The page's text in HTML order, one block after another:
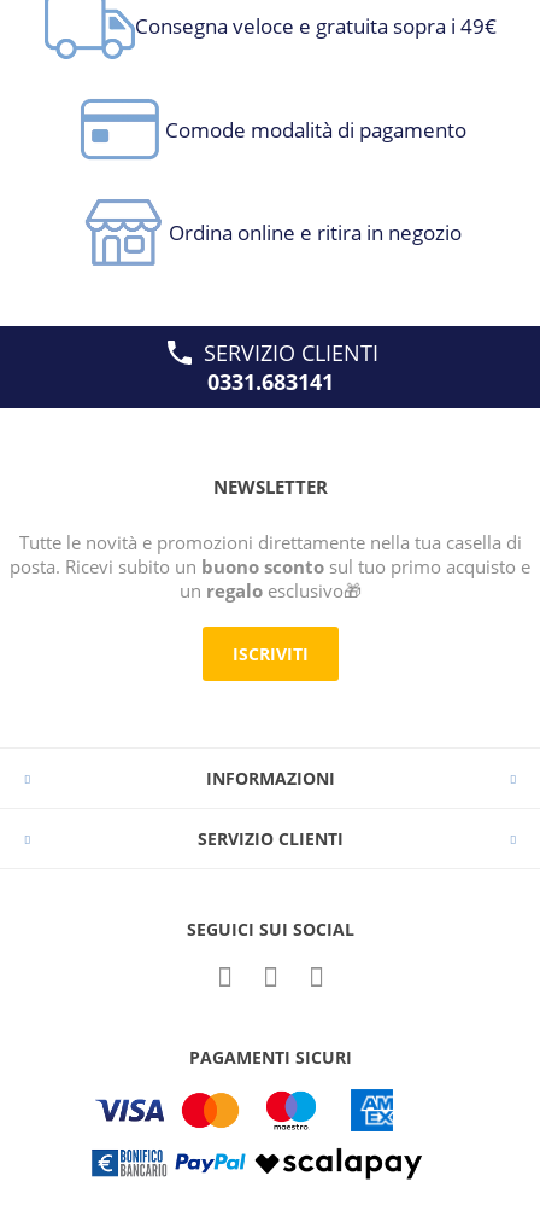
Consegna veloce e gratuita sopra i 49€
Comode modalità di pagamento
Ordina online e ritira in negozio
SERVIZIO CLIENTI
0331.683141
NEWSLETTER
Tutte le novità e promozioni direttamente nella tua casella di
posta. Ricevi subito un buono sconto sul tuo primo acquisto e
un regaloesclusivo🎁
ISCRIVITI
INFORMAZIONI
SERVIZIO CLIENTI
SEGUICI SUI SOCIAL
PAGAMENTI SICURI